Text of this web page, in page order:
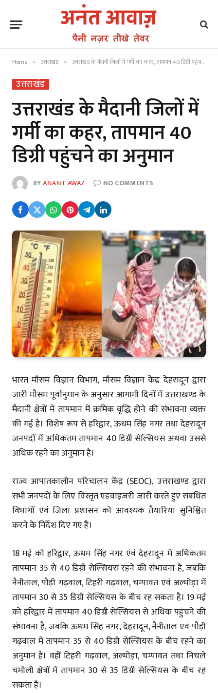
Home » उत्तराखंड » उत्तराखंड के मैदानी जिलों में गर्मी का कहर, तापमान 40 डिग्री पहुंचने का अनुमान
उत्तराखंड
उत्तराखंड के मैदानी जिलों में
गर्मी का कहर, तापमान 40
डिग्री पहुंचने का अनुमान
BYANANT AWAZ NO COMMENTS
भारत मौसम विज्ञान विभाग, मौसम विज्ञान केंद्र देहरादून द्वारा
जारी मौसम पूर्वानुमान के अनुसार आगामी दिनों में उत्तराखण्ड के
मैदानी क्षेत्रों में तापमान में क्रमिक वृद्धि होने की संभावना व्यक्त
की गई है। विशेष रूप से हरिद्वार, ऊधम सिंह नगर तथा देहरादून
जनपदों में अधिकतम तापमान 40 डिग्री सेल्सियस अथवा उससे
अधिक रहने का अनुमान है।
राज्य आपातकालीन परिचालन केंद्र (SEOC), उत्तराखण्ड द्वारा
सभी जनपदों के लिए विस्तृत एडवाइजरी जारी करते हुए संबंधित
विभागों एवं जिला प्रशासन को आवश्यक तैयारियां सुनिश्चित
करने के निर्देश दिए गए हैं।
18 मई को हरिद्वार, ऊधम सिंह नगर एवं देहरादून में अधिकतम
तापमान 35 से 40 डिग्री सेल्सियस रहने की संभावना है, जबकि
नैनीताल, पौड़ी गढ़वाल, टिहरी गढ़वाल, चम्पावत एवं अल्मोड़ा में
तापमान 30 से 35 डिग्री सेल्सियस के बीच रह सकता है। 19 मई
को हरिद्वार में तापमान 40 डिग्री सेल्सियस से अधिक पहुंचने की
संभावना है, जबकि ऊधम सिंह नगर, देहरादून, नैनीताल एवं पौड़ी
गढ़वाल में तापमान 35 से 40 डिग्री सेल्सियस के बीच रहने का
अनुमान है। वहीं टिहरी गढ़वाल, अल्मोड़ा, चम्पावत तथा निचले
चमोली क्षेत्रों में तापमान 30 से 35 डिग्री सेल्सियस के बीच रह
सकता है।